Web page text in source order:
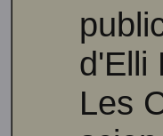
d'Elli
Les